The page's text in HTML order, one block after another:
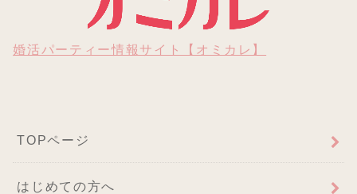
婚活パーティー情報サイト【オミカレ】
TOPページ
はじめての方へ